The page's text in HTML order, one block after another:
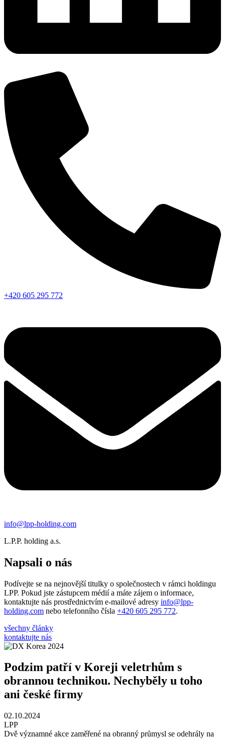
+420 605 295 772
info@lpp-holding.com
L.P.P. holding a.s.
Napsali o nás
Podívejte se na nejnovější titulky o společnostech v rámci holdingu
LPP. Pokud jste zástupcem médií a máte zájem o informace,
kontaktujte nás prostřednictvím e-mailové adresy info@lpp-
holding.com nebo telefonního čísla +420 605 295 772.
všechny články
kontaktujte nás
Podzim patří v Koreji veletrhům s
obrannou technikou. Nechyběly u toho
ani české firmy
02.10.2024
LPP
Dvě významné akce zaměřené na obranný průmysl se odehrály na